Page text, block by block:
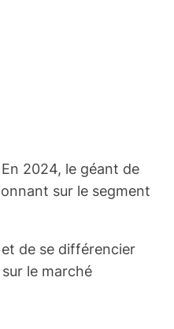
2024, le géant de
sur le segment
de se différencier
le marché